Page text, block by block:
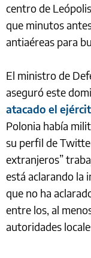
centro de
que minutos
antiaéreas para
El ministro de
aseguró este
atacado el
Polonia había
su perfil de
extranjeros”
está aclarando la
que no ha
entre los, al
autoridades